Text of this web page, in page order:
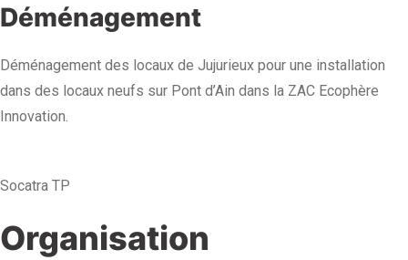
Déménagement
Déménagement des locaux de Jujurieux pour une installation
dans des locaux neufs sur Pont d’Ain dans la ZAC Ecophère
Innovation.
Socatra TP
Organisation